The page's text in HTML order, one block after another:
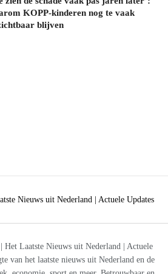
KOPP-kinderen nog te vaak
blijven
Laatste Nieuws uit Nederland | Actuele
van het laatste nieuws uit Nederland en de